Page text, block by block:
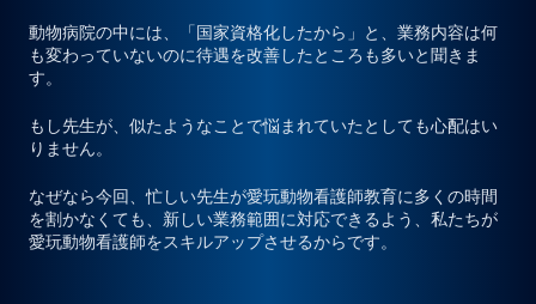
動物病院の中には、「国家資格化したから」と、業務内容は何
も変わっていないのに待遇を改善したところも多いと聞きま
す。
もし先生が、似たようなことで悩まれていたとしても心配はい
りません。
なぜなら今回、忙しい先生が愛玩動物看護師教育に多くの時間
を割かなくても、新しい業務範囲に対応できるよう、私たちが
愛玩動物看護師をスキルアップさせるからです。